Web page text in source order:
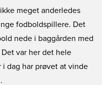
meget anderledes
fodboldspillere. Det
nede i baggården med
var her det hele
dag har prøvet at vinde